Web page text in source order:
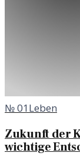
№01Leben
Zukunft der
wichtige